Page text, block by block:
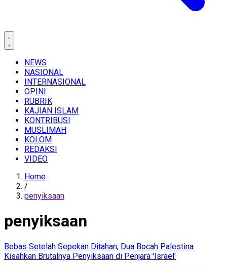
NEWS
NASIONAL
INTERNASIONAL
OPINI
RUBRIK
KAJIAN ISLAM
KONTRIBUSI
MUSLIMAH
KOLOM
REDAKSI
VIDEO
Home
/
penyiksaan
penyiksaan
Bebas Setelah Sepekan Ditahan, Dua Bocah Palestina
Kisahkan Brutalnya Penyiksaan di Penjara 'Israel'